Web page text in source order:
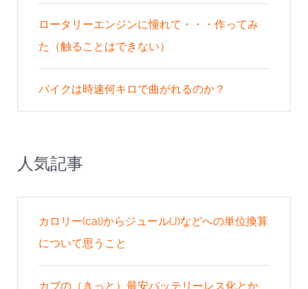
ロータリーエンジンに憧れて・・・作ってみ
た（触ることはできない）
バイクは時速何キロで曲がれるのか？
人気記事
カロリー(cal)からジュール(J)などへの単位換算
について思うこと
カブの（きっと）最安バッテリーレス化とか